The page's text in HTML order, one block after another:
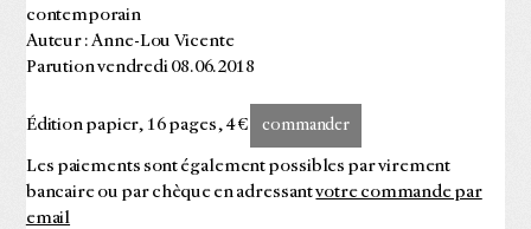
contemporain
Auteur : Anne-Lou Vicente
Parution vendredi 08.06.2018
Édition papier, 16 pages, 4 € commander
Les paiements sont également possibles par virement
bancaire ou par chèque en adressantvotre commande par
email